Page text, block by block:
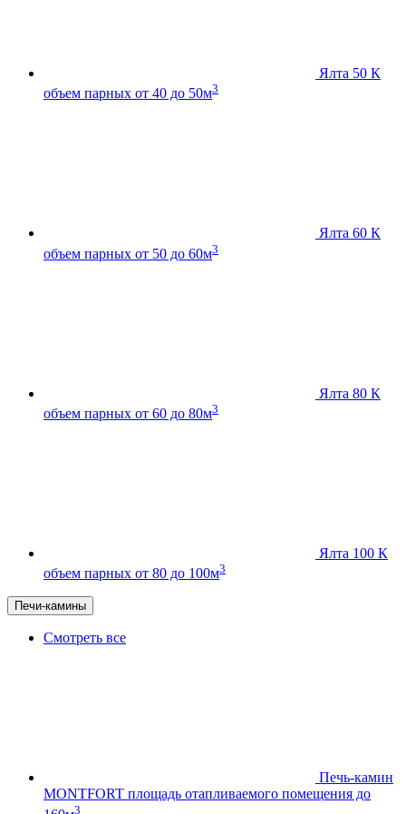
Ялта 50 К
объем парных от 40 до 50м3
Ялта 60 К
объем парных от 50 до 60м3
Ялта 80 К
объем парных от 60 до 80м3
Ялта 100 К
объем парных от 80 до 100м3
Печи-камины
Смотреть все
Печь-камин
MONTFORT площадь отапливаемого помещения до
3